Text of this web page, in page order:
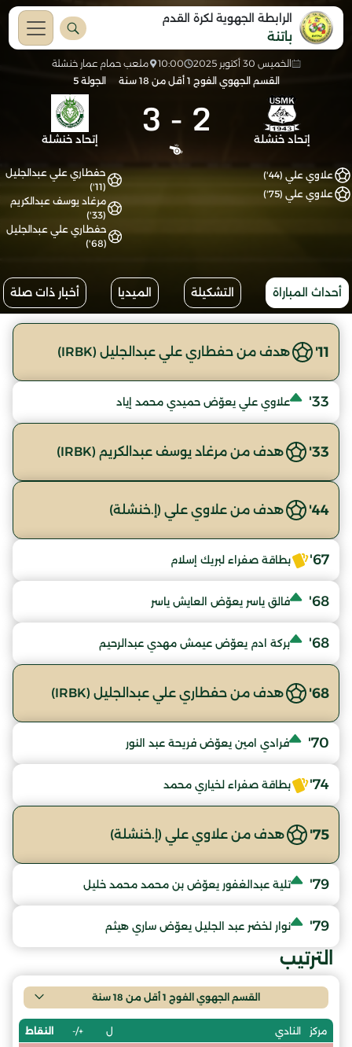
الرابطة الجهوية لكرة القدم
باتنة
الخميس 30 أكتوبر 2025 10:00
ملعب حمام عمار خنشلة
القسم الجهوي الفوج 1 أقل من 18 سنة
الجولة 5
إتحاد خنشلة 2
-
3 إتحاد خنشلة
علاوي علي (44')
علاوي علي (75')
حفطاري علي عبدالجليل
(11')
مرغاد يوسف عبدالكريم
(33')
حفطاري علي عبدالجليل
(68')
أحداث المباراة التشكيلة الميديا أخبار ذات صلة
11' هدف من حفطاري علي عبدالجليل (IRBK)
33' علاوي علي يعوّض حميدي محمد إياد
33' هدف من مرغاد يوسف عبدالكريم (IRBK)
44' هدف من علاوي علي (إ.خنشلة)
67' بطاقة صفراء لبريك إسلام
68' فالق ياسر يعوّض العايش ياسر
68' بركة ادم يعوّض عيمش مهدي عبدالرحيم
68' هدف من حفطاري علي عبدالجليل (IRBK)
70' فرادي امين يعوّض فريحة عبد النور
74' بطاقة صفراء لخياري محمد
75' هدف من علاوي علي (إ.خنشلة)
79' تلية عبدالغفور يعوّض بن محمد محمد خليل
79' نوار لخضر عبد الجليل يعوّض ساري هيثم
الترتيب
القسم الجهوي الفوج 1 أقل من 18 سنة
مركز النادي ل +/- النقاط